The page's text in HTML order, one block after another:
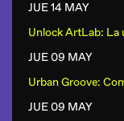
JUE 14 MAY
Unlock ArtLab: La
JUE 09 MAY
Urban Groove:
JUE 09 MAY